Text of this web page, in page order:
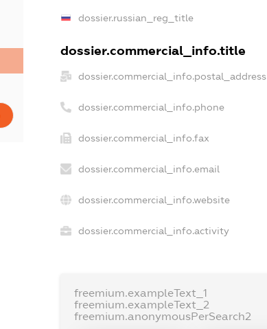
dossier.russian_reg_title
dossier.commercial_info.title
dossier.commercial_info.postal_address
dossier.commercial_info.phone
dossier.commercial_info.fax
dossier.commercial_info.email
dossier.commercial_info.website
dossier.commercial_info.activity
freemium.exampleText_1
freemium.exampleText_2
freemium.anonymousPerSearch2